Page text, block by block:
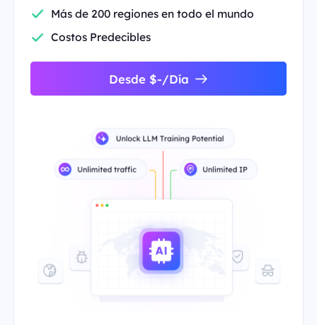
Más de 200 regiones en todo el mundo
Costos Predecibles
Desde $-/Día